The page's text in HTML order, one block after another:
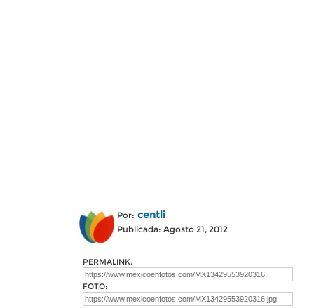
Por: centli
Publicada: Agosto 21, 2012
PERMALINK:
FOTO: